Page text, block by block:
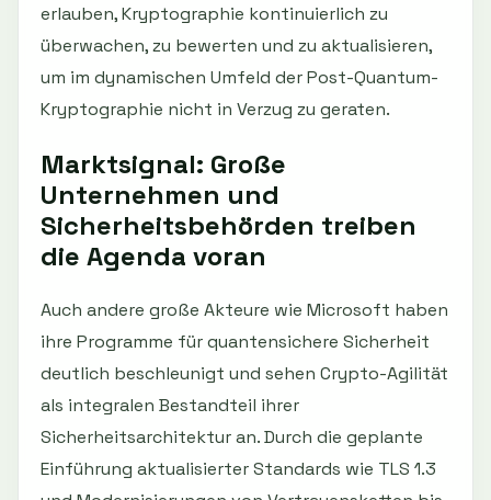
erlauben, Kryptographie kontinuierlich zu
überwachen, zu bewerten und zu aktualisieren,
um im dynamischen Umfeld der Post-Quantum-
Kryptographie nicht in Verzug zu geraten.
Marktsignal: Große
Unternehmen und
Sicherheitsbehörden treiben
die Agenda voran
Auch andere große Akteure wie Microsoft haben
ihre Programme für quantensichere Sicherheit
deutlich beschleunigt und sehen Crypto-Agilität
als integralen Bestandteil ihrer
Sicherheitsarchitektur an. Durch die geplante
Einführung aktualisierter Standards wie TLS 1.3